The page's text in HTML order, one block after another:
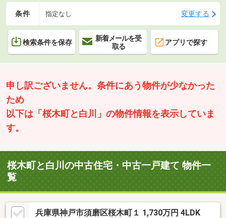
条件 指定なし 変更する
検索条件を保存
新着メールを受
取る
アプリで探す
申し訳ございません。条件にあう物件が少なかった
ため
以下は「桜木町と白川」の物件情報を表示していま
す。
桜木町と白川の中古住宅・中古一戸建て 物件一
覧
兵庫県神戸市須磨区桜木町１ 1,730万円 4LDK